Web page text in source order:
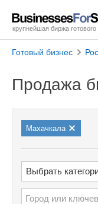
крупнейшая биржа готового
Готовый бизнес
Продажа
Махачкала
Выбрать